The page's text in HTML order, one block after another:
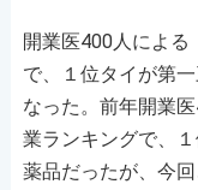
開業医400人による
で、１位タイが第
なった。前年開業
業ランキングで、
薬品だったが、今